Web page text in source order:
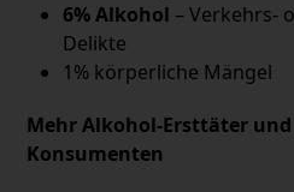
6% Alkohol – Verkehrs-
Delikte
1% körperliche Mängel
Mehr Alkohol-Ersttäter
Konsumenten